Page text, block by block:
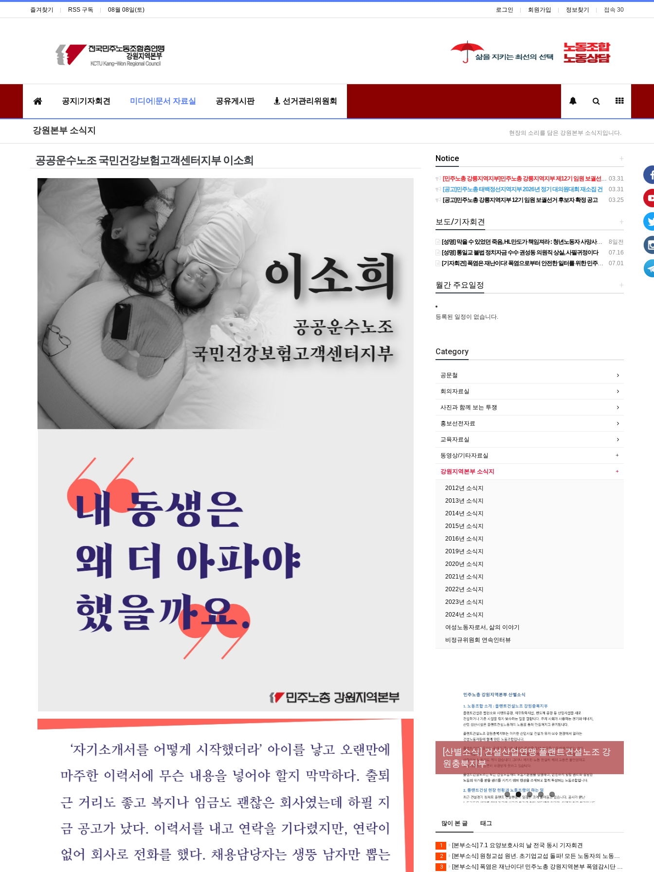
즐겨찾기 RSS 구독 08월 08일(토) 로그인 회원가입 정보찾기 접속 30
공지|기자회견 미디어|문서 자료실 공유게시판 선거관리위원회
강원본부 소식지 현장의 소리를 담은 강원본부 소식지입니다.
공공운수노조 국민건강보험고객센터지부 이소희 +
Notice
03.31
[민주노총 강릉지역지부]민주노총 강릉지역지부 제12기 임원 보궐선거결과 공고
03.31
[공고]민주노총 태백정선지역지부 2026년 정기 대의원대회 재소집 건
03.25
[공고]민주노총 강릉지역지부 12기 임원 보궐선거 후보자 확정 공고
+
보도/기자회견
8일전
[성명] 막을 수 있었던 죽음, HL만도가 책임져라 : 청년노동자 사망사고의 철저한 진상규명과 재발방지 대책 마련하라
07.16
[성명] 통일교 불법 정치자금 수수 권성동 의원직 상실, 사필귀정이다
07.01
[기자회견] 폭염은 재난이다! 폭염으로부터 안전한 일터를 위한 민주노총 강원지역본부 폭염감시단 선포 기자회견
+
월간 주요일정
등록된 일정이 없습니다.
Category
공문철
회의자료실
사진과 함께 보는 투쟁
홍보선전자료
교육자료실
동영상/기타자료실
강원지역본부 소식지
2012년 소식지
2013년 소식지
2014년 소식지
2015년 소식지
2016년 소식지
2019년 소식지
2020년 소식지
2021년 소식지
2022년 소식지
2023년 소식지
2024년 소식지
여성노동자로서, 삶의 이야기
비정규위원회 연속인터뷰
[성명] 막을 수 있었던 죽음, HL만도가 책임져
라 : 청년노동자 사망사고의 철저한 진상규명
과 재발방지 대책 마련하라
[산별소식] 건설산업연맹 플랜트건설노조 강
원충북지부
[강릉,속초,원주,춘천] 폭염감시단 사업 이모저
모
[조합원☆인터뷰] 서비스연맹 전국학교비정
규직노동조합 강원지부 김유미 춘천지회장
[본부소식] 강원지역 노동자 합창단 모임
많이 본 글 태그
1 [본부소식] 7.1 요양보호사의 날 전국 동시 기자회견
2 [본부소식] 원청교섭 원년. 초기업교섭 돌파! 모든 노동자의 노동기본권 쟁취! 민주노총 7.15 총파업대회
3 [본부소식] 폭염은 재난이다! 민주노총 강원지역본부 폭염감시단 선포 기자회견